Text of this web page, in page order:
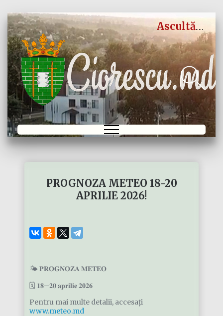
Ascultă
PROGNOZA METEO 18-20
APRILIE 2026!
🌤️ 𝐏𝐑𝐎𝐆𝐍𝐎𝐙𝐀 𝐌𝐄𝐓𝐄𝐎
🗓️ 𝟏𝟖–𝟐𝟎 𝐚𝐩𝐫𝐢𝐥𝐢𝐞 𝟐𝟎𝟐𝟔
Pentru mai multe detalii, accesați
www.meteo.md